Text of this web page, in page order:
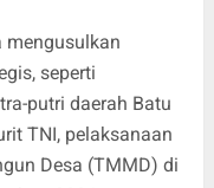
mengusulkan
seperti
putri daerah Batu
TNI, pelaksanaan
Desa (TMMD) di